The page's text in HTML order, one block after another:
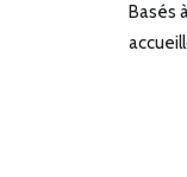
Basés